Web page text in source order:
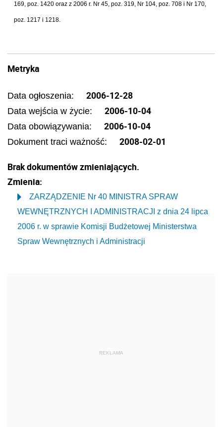
169, poz. 1420 oraz z 2006 r. Nr 45, poz. 319, Nr 104, poz. 708 i Nr 170,
poz. 1217 i 1218.
Metryka
Data ogłoszenia: 2006-12-28
Data wejścia w życie: 2006-10-04
Data obowiązywania: 2006-10-04
Dokument traci ważność: 2008-02-01
Brak dokumentów zmieniających.
Zmienia:
ZARZĄDZENIE Nr 40 MINISTRA SPRAW
WEWNĘTRZNYCH I ADMINISTRACJI z dnia 24 lipca
2006 r. w sprawie Komisji Budżetowej Ministerstwa
Spraw Wewnętrznych i Administracji